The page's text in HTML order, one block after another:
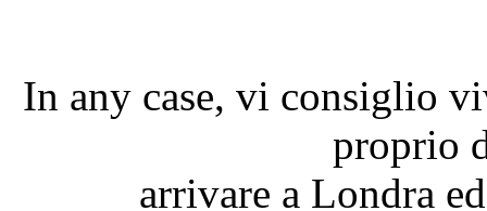
In any case, vi consiglio
proprio
arrivare a Londra